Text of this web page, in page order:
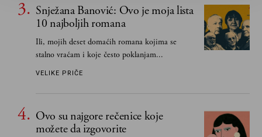
Snježana Banović: Ovo je moja lista
10 najboljih romana
Ili, mojih deset domaćih romana kojima se
stalno vraćam i koje često poklanjam...
VELIKE PRIČE
Ovo su najgore rečenice koje
možete da izgovorite